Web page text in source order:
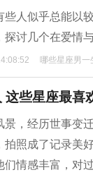
些人似乎总能以
探讨几个在爱情
哪些星座男一
这些星座最喜
景，经历世事变
拍照成了记录美
们情感丰富，对